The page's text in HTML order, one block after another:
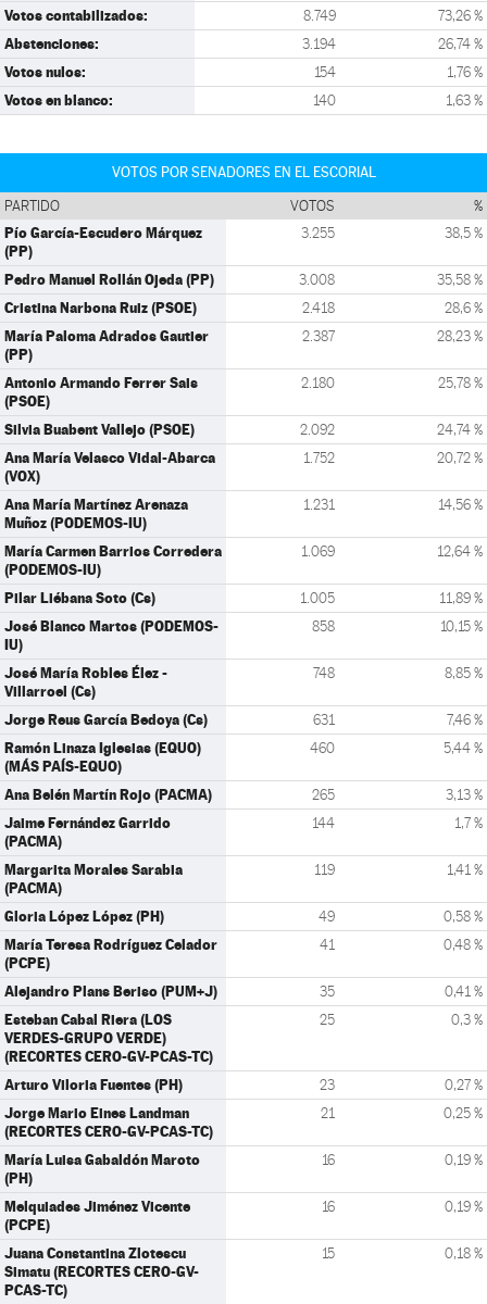
Votos contabilizados: 8.749 73,26 %
Abstenciones: 3.194 26,74 %
Votos nulos: 154 1,76 %
Votos en blanco: 140 1,63 %
VOTOS POR SENADORES EN EL ESCORIAL
PARTIDO VOTOS %
Pío García-Escudero Márquez
(PP)
3.255 38,5 %
Pedro Manuel Rollán Ojeda (PP) 3.008 35,58 %
Cristina Narbona Ruiz (PSOE) 2.418 28,6 %
María Paloma Adrados Gautier
(PP)
2.387 28,23 %
Antonio Armando Ferrer Sais
(PSOE)
2.180 25,78 %
Silvia Buabent Vallejo (PSOE) 2.092 24,74 %
Ana María Velasco Vidal-Abarca
(VOX)
1.752 20,72 %
Ana María Martínez Arenaza
Muñoz (PODEMOS-IU)
1.231 14,56 %
María Carmen Barrios Corredera
(PODEMOS-IU)
1.069 12,64 %
Pilar Liébana Soto (Cs) 1.005 11,89 %
José Blanco Martos (PODEMOS-
IU)
858 10,15 %
José María Robles Élez -
Villarroel (Cs)
748 8,85 %
Jorge Reus García Bedoya (Cs) 631 7,46 %
Ramón Linaza Iglesias (EQUO)
(MÁS PAÍS-EQUO)
460 5,44 %
Ana Belén Martín Rojo (PACMA) 265 3,13 %
Jaime Fernández Garrido
(PACMA)
144 1,7 %
Margarita Morales Sarabia
(PACMA)
119 1,41 %
Gloria López López (PH) 49 0,58 %
María Teresa Rodríguez Celador
(PCPE)
41 0,48 %
Alejandro Plans Beriso (PUM+J) 35 0,41 %
Esteban Cabal Riera (LOS
VERDES-GRUPO VERDE)
(RECORTES CERO-GV-PCAS-TC)
25 0,3 %
Arturo Viloria Fuentes (PH) 23 0,27 %
Jorge Mario Eines Landman
(RECORTES CERO-GV-PCAS-TC)
21 0,25 %
María Luisa Gabaldón Maroto
(PH)
16 0,19 %
Melquiades Jiménez Vicente
(PCPE)
16 0,19 %
Juana Constantina Zlotescu
Simatu (RECORTES CERO-GV-
PCAS-TC)
15 0,18 %